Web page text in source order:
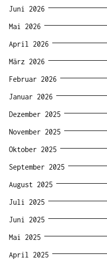
Juni 2026
Mai 2026
April 2026
März 2026
Februar 2026
Januar 2026
Dezember 2025
November 2025
Oktober 2025
September 2025
August 2025
Juli 2025
Juni 2025
Mai 2025
April 2025